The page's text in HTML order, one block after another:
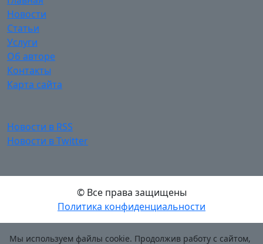
Новости
Статьи
Услуги
Об авторе
Контакты
Карта сайта
Новости в RSS
Новости в Twitter
© Все права защищены
Политика конфиденциальности
Мы используем файлы cookie. Продолжив работу с сайтом,